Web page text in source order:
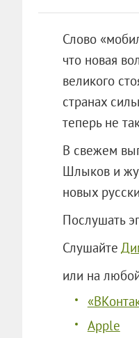
Слово
что новая
великого
странах
теперь не
В свежем
Шлыков и
новых
Послушать
Слушайте
или на
Apple